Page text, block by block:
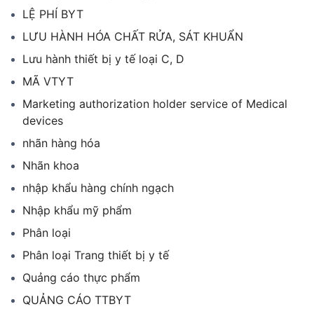
LỆ PHÍ BYT
LƯU HÀNH HÓA CHẤT RỬA, SÁT KHUẨN
Lưu hành thiết bị y tế loại C, D
MÃ VTYT
Marketing authorization holder service of Medical
devices
nhãn hàng hóa
Nhãn khoa
nhập khẩu hàng chính ngạch
Nhập khẩu mỹ phẩm
Phân loại
Phân loại Trang thiết bị y tế
Quảng cáo thực phẩm
QUẢNG CÁO TTBYT